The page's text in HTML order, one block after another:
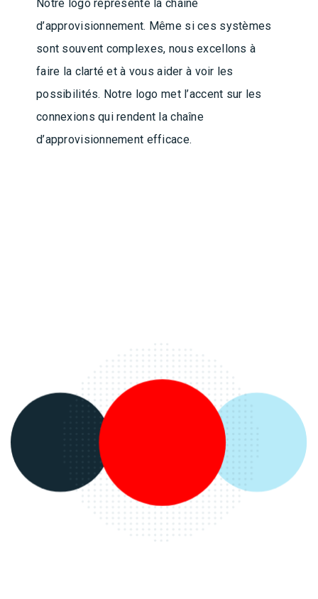
Notre logo représente la chaîne
d’approvisionnement. Même si ces systèmes
sont souvent complexes, nous excellons à
faire la clarté et à vous aider à voir les
possibilités. Notre logo met l’accent sur les
connexions qui rendent la chaîne
d’approvisionnement efficace.